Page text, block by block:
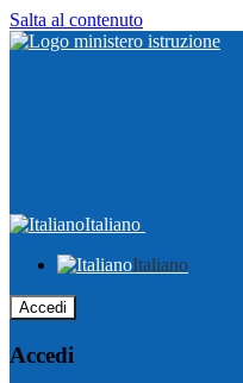
Salta al contenuto
Italiano
Italiano
Accedi
Accedi